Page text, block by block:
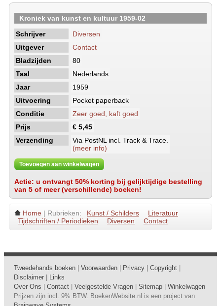
Kroniek van kunst en kultuur 1959-02
Schrijver
Diversen
Uitgever
Contact
Bladzijden
80
Taal
Nederlands
Jaar
1959
Uitvoering
Pocket paperback
Conditie
Zeer goed, kaft goed
Prijs
€ 5,45
Verzending
Via PostNL incl. Track & Trace.
(meer info)
Toevoegen aan winkelwagen
Actie: u ontvangt 50% korting bij gelijktijdige bestelling
van 5 of meer (verschillende) boeken!
Home | Rubrieken: Kunst / Schilders
Literatuur
Tijdschriften / Periodieken
Diversen Contact
Tweedehands boeken Voorwaarden Privacy Copyright
Disclaimer
Links
Over Ons
Contact Veelgestelde Vragen Sitemap
Winkelwagen
Prijzen zijn incl. 9% BTW. BoekenWebsite.nl is een project van